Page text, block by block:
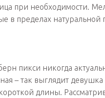
при необходимости.
в пределах натуральной
пикси никогда
– так выглядит
длины.